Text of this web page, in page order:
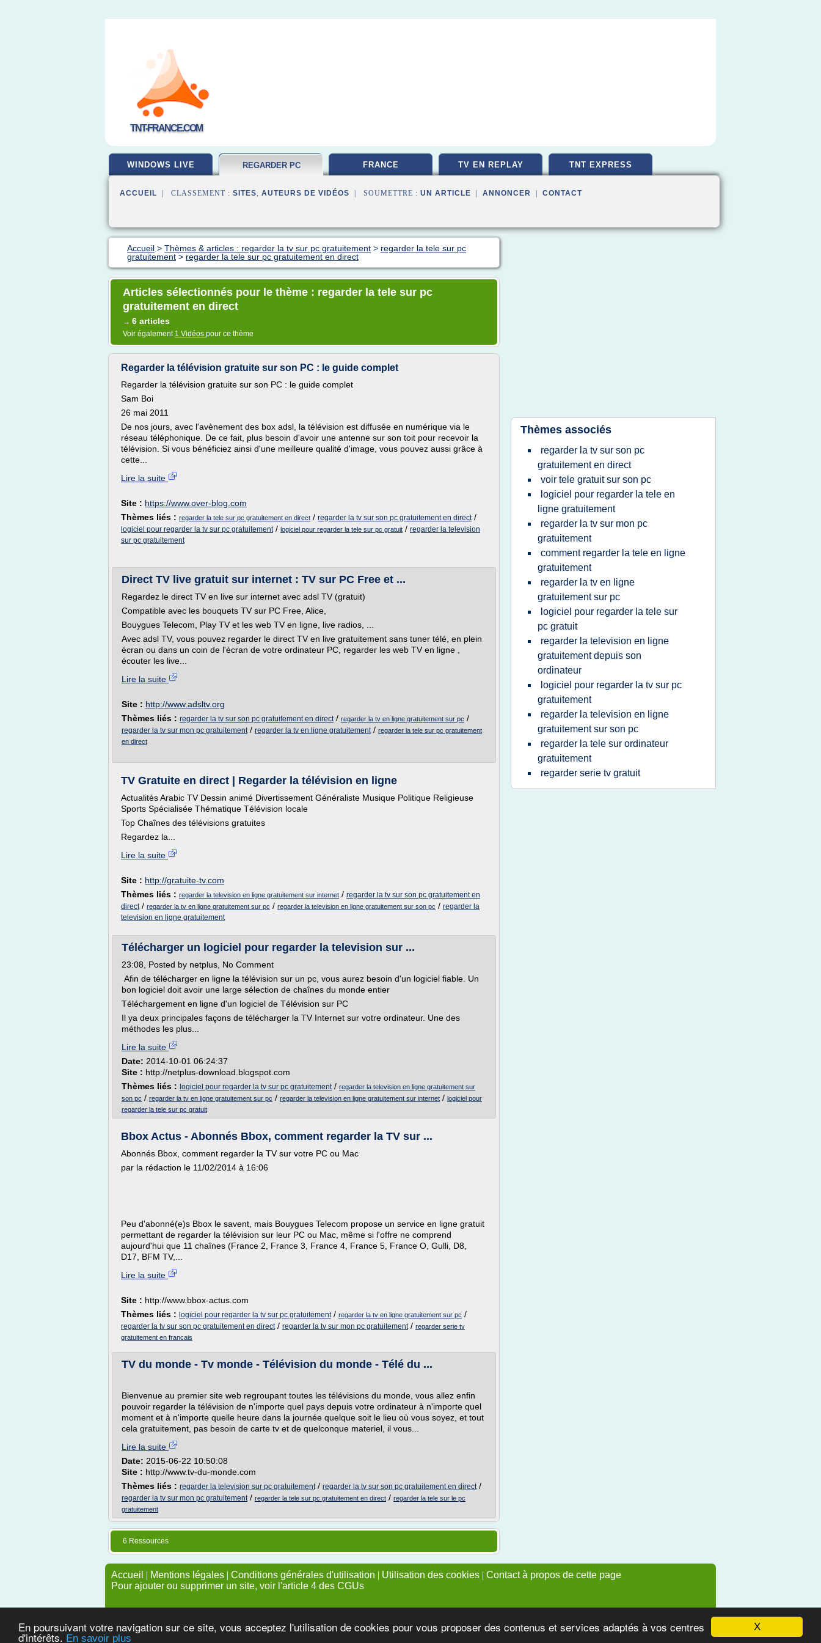
X
En poursuivant votre navigation sur ce site, vous acceptez l'utilisation de cookies pour vous proposer des contenus et services adaptés à vos centres
d'intérêts. En savoir plus
TNT-FRANCE.COM
WINDOWS LIVE REGARDER PC FRANCE TV EN REPLAY TNT EXPRESS
ACCUEIL | CLASSEMENT : SITES, AUTEURS DE VIDÉOS | SOUMETTRE : UN ARTICLE ANNONCER CONTACT
Accueil > Thèmes & articles : regarder la tv sur pc gratuitement > regarder la tele sur pc
gratuitement > regarder la tele sur pc gratuitement en direct
Articles sélectionnés pour le thème : regarder la tele sur pc
gratuitement en direct
→ 6 articles
Voir également 1 Vidéos pour ce thème
Regarder la télévision gratuite sur son PC : le guide complet
Regarder la télévision gratuite sur son PC : le guide complet
Sam Boi
26 mai 2011
De nos jours, avec l'avènement des box adsl, la télévision est diffusée en numérique via le
réseau téléphonique. De ce fait, plus besoin d'avoir une antenne sur son toit pour recevoir la
télévision. Si vous bénéficiez ainsi d'une meilleure qualité d'image, vous pouvez aussi grâce à
cette...
Lire la suite
Site : https://www.over-blog.com
Thèmes liés : regarder la tele sur pc gratuitement en direct / regarder la tv sur son pc gratuitement en direct/
logiciel pour regarder la tv sur pc gratuitement/ logiciel pour regarder la tele sur pc gratuit / regarder la television
sur pc gratuitement
Direct TV live gratuit sur internet : TV sur PC Free et ...
Regardez le direct TV en live sur internet avec adsl TV (gratuit)
Compatible avec les bouquets TV sur PC Free, Alice,
Bouygues Telecom, Play TV et les web TV en ligne, live radios, ...
Avec adsl TV, vous pouvez regarder le direct TV en live gratuitement sans tuner télé, en plein
écran ou dans un coin de l'écran de votre ordinateur PC, regarder les web TV en ligne ,
écouter les live...
Lire la suite
Site : http://www.adsltv.org
Thèmes liés : regarder la tv sur son pc gratuitement en direct/ regarder la tv en ligne gratuitement sur pc /
regarder la tv sur mon pc gratuitement/ regarder la tv en ligne gratuitement/ regarder la tele sur pc gratuitement
en direct
TV Gratuite en direct | Regarder la télévision en ligne
Actualités Arabic TV Dessin animé Divertissement Généraliste Musique Politique Religieuse
Sports Spécialisée Thématique Télévision locale
Top Chaînes des télévisions gratuites
Regardez la...
Lire la suite
Site : http://gratuite-tv.com
Thèmes liés : regarder la television en ligne gratuitement sur internet / regarder la tv sur son pc gratuitement en
direct/ regarder la tv en ligne gratuitement sur pc / regarder la television en ligne gratuitement sur son pc / regarder la
television en ligne gratuitement
Télécharger un logiciel pour regarder la television sur ...
23:08, Posted by netplus, No Comment
Afin de télécharger en ligne la télévision sur un pc, vous aurez besoin d'un logiciel fiable. Un
bon logiciel doit avoir une large sélection de chaînes du monde entier
Téléchargement en ligne d'un logiciel de Télévision sur PC
Il ya deux principales façons de télécharger la TV Internet sur votre ordinateur. Une des
méthodes les plus...
Lire la suite
Date: 2014-10-01 06:24:37
Site : http://netplus-download.blogspot.com
Thèmes liés : logiciel pour regarder la tv sur pc gratuitement/ regarder la television en ligne gratuitement sur
son pc / regarder la tv en ligne gratuitement sur pc / regarder la television en ligne gratuitement sur internet / logiciel pour
regarder la tele sur pc gratuit
Bbox Actus - Abonnés Bbox, comment regarder la TV sur ...
Abonnés Bbox, comment regarder la TV sur votre PC ou Mac
par la rédaction le 11/02/2014 à 16:06
Peu d'abonné(e)s Bbox le savent, mais Bouygues Telecom propose un service en ligne gratuit
permettant de regarder la télévision sur leur PC ou Mac, même si l'offre ne comprend
aujourd'hui que 11 chaînes (France 2, France 3, France 4, France 5, France O, Gulli, D8,
D17, BFM TV,...
Lire la suite
Site : http://www.bbox-actus.com
Thèmes liés : logiciel pour regarder la tv sur pc gratuitement/ regarder la tv en ligne gratuitement sur pc /
regarder la tv sur son pc gratuitement en direct/ regarder la tv sur mon pc gratuitement/ regarder serie tv
gratuitement en francais
TV du monde - Tv monde - Télévision du monde - Télé du ...
Bienvenue au premier site web regroupant toutes les télévisions du monde, vous allez enfin
pouvoir regarder la télévision de n'importe quel pays depuis votre ordinateur à n'importe quel
moment et à n'importe quelle heure dans la journée quelque soit le lieu où vous soyez, et tout
cela gratuitement, pas besoin de carte tv et de quelconque materiel, il vous...
Lire la suite
Date: 2015-06-22 10:50:08
Site : http://www.tv-du-monde.com
Thèmes liés : regarder la television sur pc gratuitement/ regarder la tv sur son pc gratuitement en direct/
regarder la tv sur mon pc gratuitement/ regarder la tele sur pc gratuitement en direct / regarder la tele sur le pc
gratuitement
6 Ressources
Thèmes associés
regarder la tv sur son pc
gratuitement en direct
voir tele gratuit sur son pc
logiciel pour regarder la tele en
ligne gratuitement
regarder la tv sur mon pc
gratuitement
comment regarder la tele en ligne
gratuitement
regarder la tv en ligne
gratuitement sur pc
logiciel pour regarder la tele sur
pc gratuit
regarder la television en ligne
gratuitement depuis son
ordinateur
logiciel pour regarder la tv sur pc
gratuitement
regarder la television en ligne
gratuitement sur son pc
regarder la tele sur ordinateur
gratuitement
regarder serie tv gratuit
Accueil | Mentions légales | Conditions générales d'utilisation | Utilisation des cookies | Contact à propos de cette page
Pour ajouter ou supprimer un site, voir l'article 4 des CGUs